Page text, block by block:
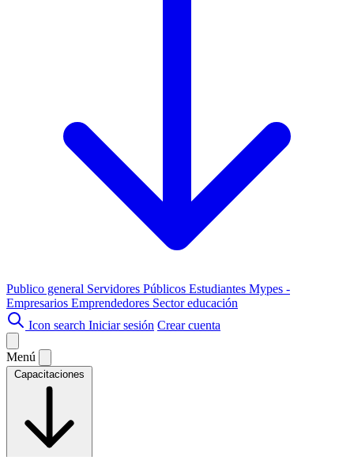
Publico general Servidores Públicos Estudiantes Mypes -
Empresarios Emprendedores Sector educación
Icon search Iniciar sesión Crear cuenta
Menú
Capacitaciones